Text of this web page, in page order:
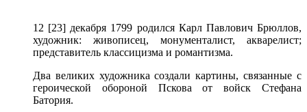
12 [23] декабря 1799 родился Карл Павлович Брюллов,
художник: живописец, монументалист, акварелист;
представитель классицизма и романтизма.
Два великих художника создали картины, связанные с
героической обороной Пскова от войск Стефана
Батория.